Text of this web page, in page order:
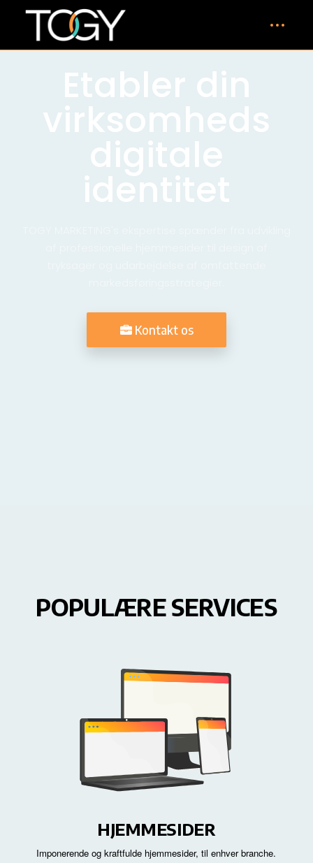
Etabler din
virksomheds
digitale
identitet
Kontakt os
POPULÆRE SERVICES
HJEMMESIDER
Imponerende og kraftfulde hjemmesider, til enhver branche.